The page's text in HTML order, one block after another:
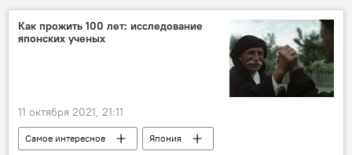
Мартакерт
Как прожить 100 лет: исследование
японских ученых
11 октября 2021, 21:11
Самое интересное
Япония